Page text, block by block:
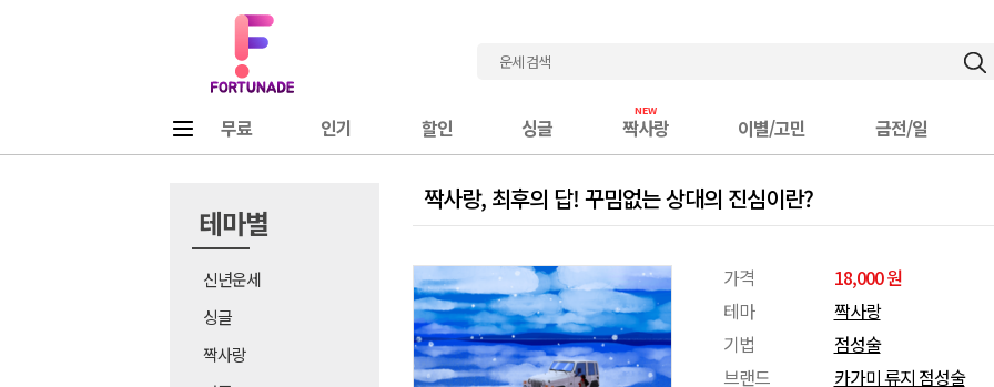
무료 인기 할인 싱글 짝사랑 이별/고민 금전/일
테마별
신년운세
싱글
짝사랑
짝사랑, 최후의 답! 꾸밈없는 상대의 진심이란?
가격
18,000 원
테마
짝사랑
기법
점성술
브랜드
카가미 류지 점성술